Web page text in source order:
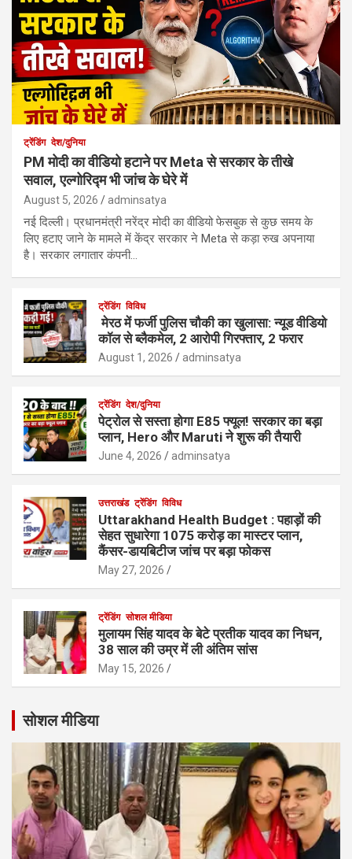
ट्रेंडिंग देश/दुनिया
PM मोदी का वीडियो हटाने पर Meta से सरकार के तीखे
सवाल, एल्गोरिद्म भी जांच के घेरे में
August 5, 2026 adminsatya
नई दिल्ली। प्रधानमंत्री नरेंद्र मोदी का वीडियो फेसबुक से कुछ समय के
लिए हटाए जाने के मामले में केंद्र सरकार ने Meta से कड़ा रुख अपनाया
है। सरकार लगातार कंपनी…
ट्रेंडिंग विविध
मेरठ में फर्जी पुलिस चौकी का खुलासा: न्यूड वीडियो
कॉल से ब्लैकमेल, 2 आरोपी गिरफ्तार, 2 फरार
August 1, 2026 adminsatya
ट्रेंडिंग देश/दुनिया
पेट्रोल से सस्ता होगा E85 फ्यूल! सरकार का बड़ा
प्लान, Hero और Maruti ने शुरू की तैयारी
June 4, 2026 adminsatya
उत्तराखंड ट्रेंडिंग विविध
Uttarakhand Health Budget : पहाड़ों की
सेहत सुधारेगा 1075 करोड़ का मास्टर प्लान,
कैंसर-डायबिटीज जांच पर बड़ा फोकस
May 27, 2026
ट्रेंडिंग सोशल मीडिया
मुलायम सिंह यादव के बेटे प्रतीक यादव का निधन,
38 साल की उम्र में ली अंतिम सांस
May 15, 2026
सोशल मीडिया